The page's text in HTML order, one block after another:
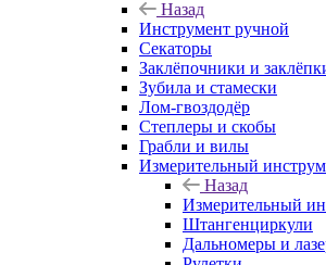
Назад
Инструмент ручной
Секаторы
Заклёпочники и
Зубила и стамески
Лом-гвоздодёр
Степлеры и скобы
Грабли и вилы
Измерительный
Назад
Измерительный
Штангенциркули
Дальномеры и